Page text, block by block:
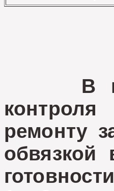
В
ремонту
обвязкой